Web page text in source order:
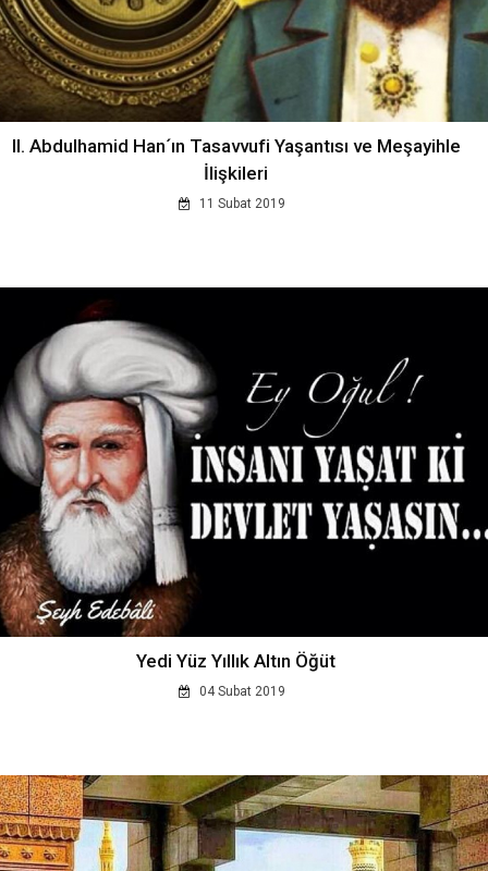
II. Abdulhamid Han´ın Tasavvufi Yaşantısı ve Meşayihle
İlişkileri
11 Subat 2019
Yedi Yüz Yıllık Altın Öğüt
04 Subat 2019